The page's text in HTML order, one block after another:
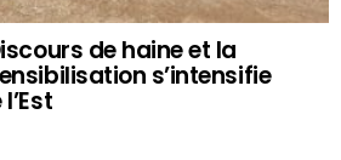
de haine et la
s’intensifie